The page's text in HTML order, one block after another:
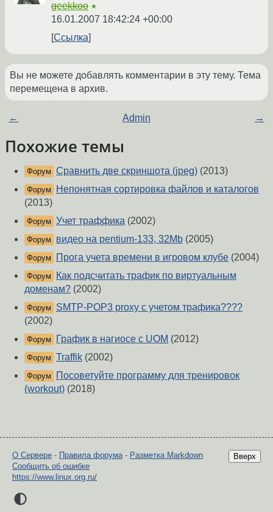
geekkoo ★
16.01.2007 18:42:24 +00:00
Ссылка
Вы не можете добавлять комментарии в эту тему. Тема
перемещена в архив.
← Admin →
Похожие темы
Форум Сравнить две скриншота (jpeg) (2013)
Форум
Непонятная сортировка файлов и каталогов
(2013)
Форум Учет траффика (2002)
Форум видео на pentium-133, 32Mb (2005)
Форум Прога учета времени в игровом клубе (2004)
Форум
Как подсчитать трафик по виртуальным
доменам? (2002)
Форум
SMTP-POP3 proxy с учетом трафика????
(2002)
Форум График в нагиосе с UOM (2012)
Форум Traffik (2002)
Форум
Посоветуйте программу для тренировок
(workout) (2018)
Вверх
О Сервере - Правила форума- Разметка Markdown
Сообщить об ошибке
https://www.linux.org.ru/